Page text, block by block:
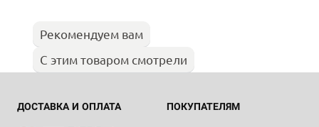
Рекомендуем вам
С этим товаром смотрели
ДОСТАВКА И ОПЛАТА ПОКУПАТЕЛЯМ